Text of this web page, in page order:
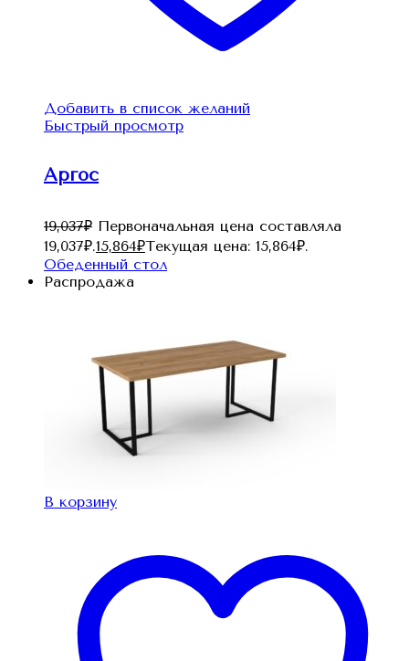
Добавить в список желаний
Быстрый просмотр
Аргос
19,037₽ Первоначальная цена составляла
19,037₽.15,864₽Текущая цена: 15,864₽.
Обеденный стол
Распродажа
В корзину